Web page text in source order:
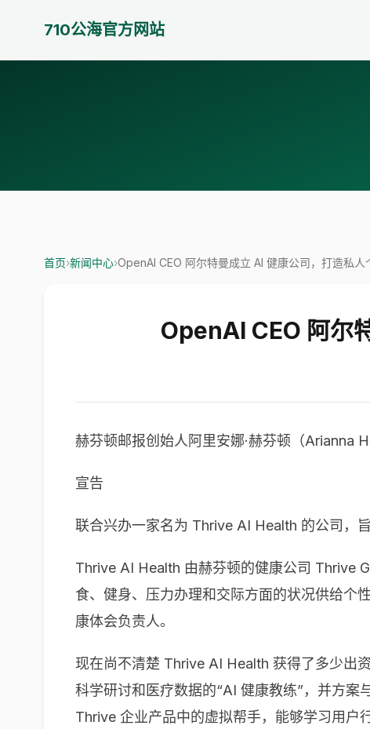
710公海官方网站
首页›新闻中心›OpenAI CEO 阿尔特曼成立 AI 健康公司，打造私人
OpenAI CEO 阿尔
赫芬顿邮报创始人阿里安娜·赫芬顿（Arianna
宣告
联合兴办一家名为 Thrive AI Health 的公司，
Thrive AI Health 由赫芬顿的健康公司 Thrive
食、健身、压力办理和交际方面的状况供给个
康体会负责人。
现在尚不清楚 Thrive AI Health 获得了多少出
科学研讨和医疗数据的“AI 健康教练”，并方
Thrive 企业产品中的虚拟帮手，能够学习用户